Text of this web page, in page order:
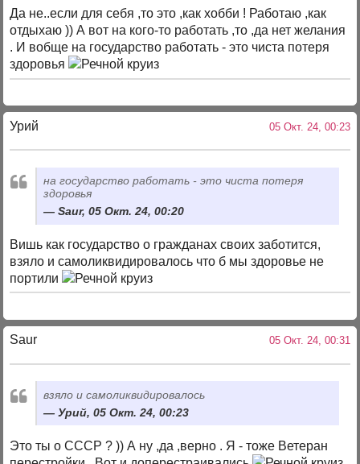
Да не..если для себя ,то это ,как хобби ! Работаю ,как
отдыхаю )) А вот на кого-то работать ,то ,да нет желания
. И вобще на государство работать - это чиста потеря
здоровья
Урий 05 Окт. 24, 00:23
на государство работать - это чиста потеря
здоровья
Saur, 05 Окт. 24, 00:20
Вишь как государство о гражданах своих заботится,
взяло и самоликвидировалось что б мы здоровье не
портили
Saur 05 Окт. 24, 00:31
взяло и самоликвидировалось
Урий, 05 Окт. 24, 00:23
Это ты о СССР ? )) А ну ,да ,верно . Я - тоже Ветеран